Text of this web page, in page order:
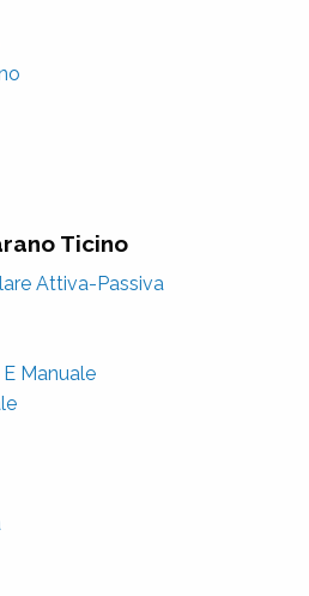
Ticino
Attiva-Passiva
Manuale